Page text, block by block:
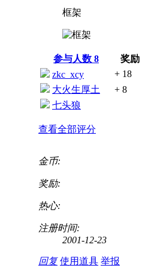
框架
参与人数 8 奖励
zkc_xcy
+ 18
大火生厚土
+ 8
七头狼
查看全部评分
金币:
奖励:
热心:
注册时间:
2001-12-23
回复 使用道具 举报